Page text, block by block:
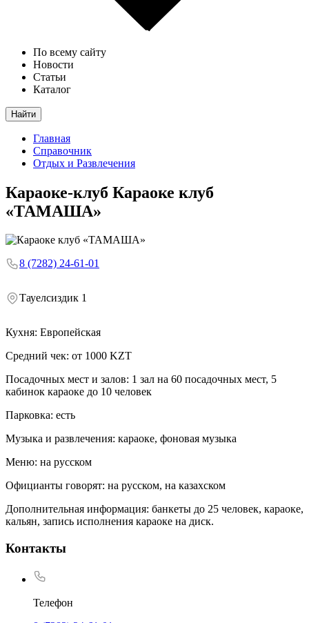
По всему сайту
Новости
Статьи
Каталог
Найти
Главная
Справочник
Отдых и Развлечения
Караоке-клуб Караоке клуб
«ТАМАША»
8 (7282) 24-61-01
Тауелсиздик 1
Кухня: Европейская
Средний чек: от 1000 KZT
Посадочных мест и залов: 1 зал на 60 посадочных мест, 5
кабинок караоке до 10 человек
Парковка: есть
Музыка и развлечения: караоке, фоновая музыка
Меню: на русском
Официанты говорят: на русском, на казахском
Дополнительная информация: банкеты до 25 человек, караоке,
кальян, запись исполнения караоке на диск.
Контакты
Телефон